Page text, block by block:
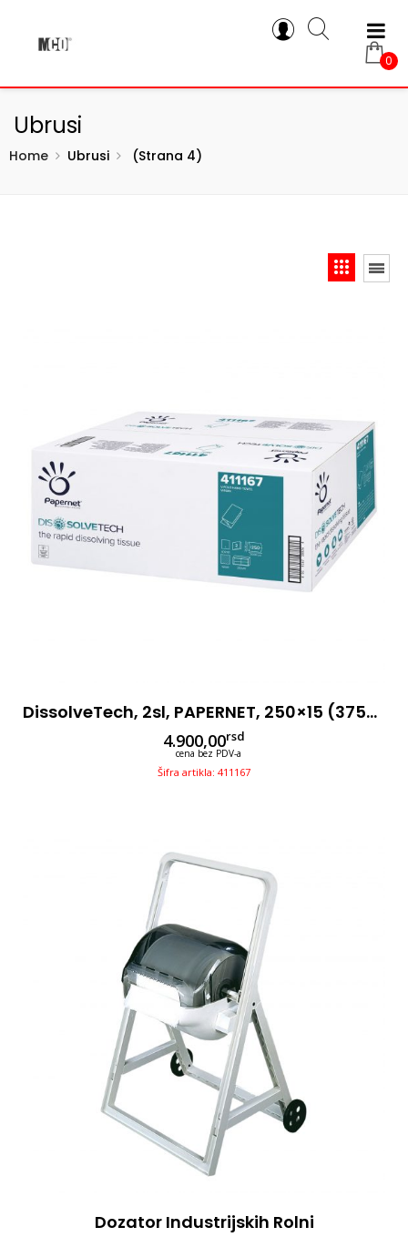
0
Ubrusi
Home Ubrusi (strana 4)
DissolveTech, 2sl, PAPERNET, 250×15 (3750 Listova), V Fold
4.900,00rsd
cena bez PDV-a
Šifra artikla: 411167
Dozator Industrijskih Rolni